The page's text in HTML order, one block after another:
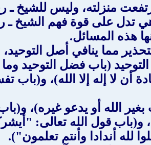
منزلته، وليس للشيخ ـ
تدل على قوة فهم الشيخ ـ
هذه المسائل.
مما ينافي أصل
(باب فضل التوحيد
لا إله إلا الله)، و(باب
الله أو يدعو غيره)، و(باب
و(باب قول الله تعالى:
لله أندادا وأنتم تعلمون").